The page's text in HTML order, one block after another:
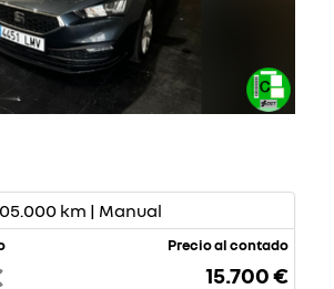
km | Manual
Precio al contado
15.700 €